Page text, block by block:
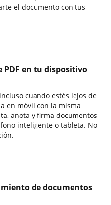
el documento con tus
PDF en tu dispositivo
cuando estés lejos de
en móvil con la misma
anota y firma documentos
inteligente o tableta. No
de documentos